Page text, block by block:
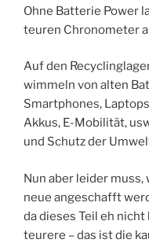
Ohne Batterie Power
teuren Chronometer
Auf den
wimmeln von alten
Smartphones,
Akkus, E-Mobilität,
und Schutz der
Nun aber leider
neue angeschafft
da dieses Teil eh
teurere – das ist die